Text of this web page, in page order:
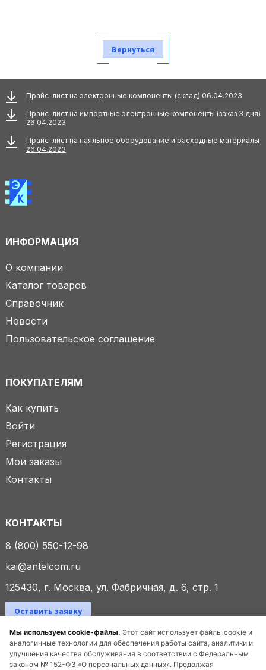
Мы используем cookie-файлы. Этот сайт использует файлы cookie и
аналогичные технологии для обеспечения работы сайта, аналитики и
улучшения качества обслуживания в соответствии с Федеральным
законом № 152-ФЗ «О персональных данных». Продолжая
Вернуться
Прайс-лист на электронные компоненты (склад) 06.04.2023
Прайс-лист на импортные электронные компоненты (заказ 3 дня)
26.04.2023
Прайс-лист на паяльное оборудование и расходные материалы
26.04.2023
ИНФОРМАЦИЯ
О компании
Каталог товаров
Справочник
Новости
Пользовательское соглашение
ПОКУПАТЕЛЯМ
Как купить
Войти
Регистрация
Мои заказы
Контакты
КОНТАКТЫ
8 (800) 550-12-98
kai@antelcom.ru
125430, г. Москва, ул. Фабричная, д. 6, стр. 1
Оставить заявку
© 2025 ООО «Антелком». Все права защищены.